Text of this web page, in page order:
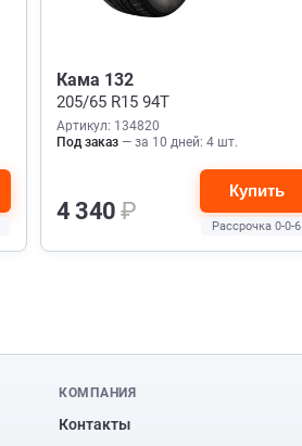
Кама 132
205/65 R15 94T
Артикул: 134820
Под заказ — за 10 дней: 4 шт.
4 340₽
Купить
Рассрочка 0-0-6
КОМПАНИЯ
Контакты